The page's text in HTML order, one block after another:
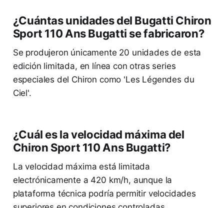
¿Cuántas unidades del Bugatti Chiron
Sport 110 Ans Bugatti se fabricaron?
Se produjeron únicamente 20 unidades de esta
edición limitada, en línea con otras series
especiales del Chiron como 'Les Légendes du
Ciel'.
¿Cuál es la velocidad máxima del
Chiron Sport 110 Ans Bugatti?
La velocidad máxima está limitada
electrónicamente a 420 km/h, aunque la
plataforma técnica podría permitir velocidades